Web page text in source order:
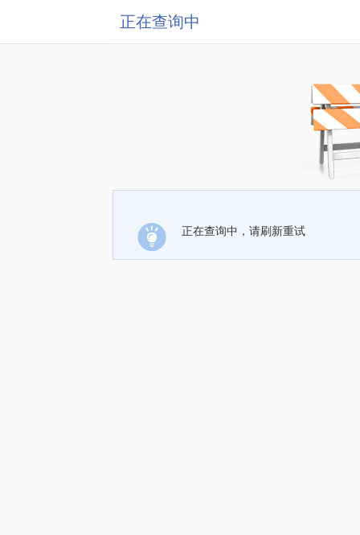
正在查询中
正在查询中，请刷新重试